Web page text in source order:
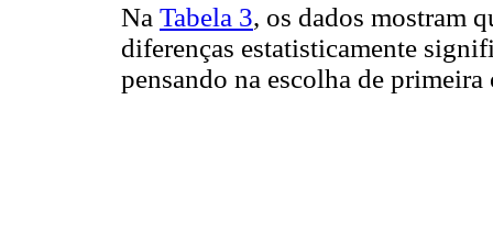
Na Tabela 3, os dados mostram
diferenças estatisticamente
pensando na escolha de